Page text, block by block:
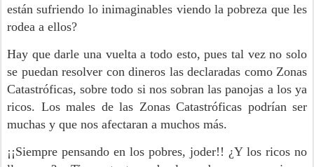
están sufriendo lo inimaginables viendo la pobreza que les
rodea a ellos?
Hay que darle una vuelta a todo esto, pues tal vez no solo
se puedan resolver con dineros las declaradas como Zonas
Catastróficas, sobre todo si nos sobran las panojas a los ya
ricos. Los males de las Zonas Catastróficas podrían ser
muchas y que nos afectaran a muchos más.
¡¡Siempre pensando en los pobres, joder!! ¿Y los ricos no